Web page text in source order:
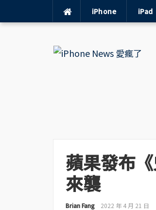
iPhone iPad
蘋果發布
來襲
Brian Fang 2022 年 4 月 21 日